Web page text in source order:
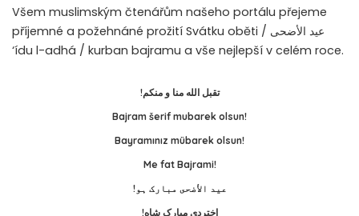
Všem muslimským čtenářům našeho portálu přejeme
příjemné a požehnáné prožití Svátku oběti / عيد الأضحى
‘ídu l-adhá / kurban bajramu a vše nejlepší v celém roce.
!تقبل الله منا و منكم
Bajram šerif mubarek olsun!
Bayramınız mübarek olsun!
Me fat Bajrami!
!عید الأضحى مبارک ہو
!اختردى مبارک شاه